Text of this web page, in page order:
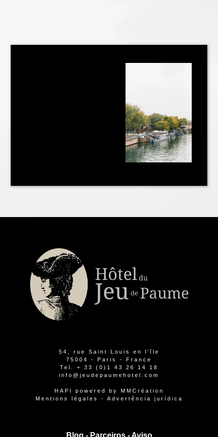
54, rue Saint Louis en l'île
75004 - Paris - France
Tel. + 33 (0)1 43 26 14 18
info@jeudepaumehotel.com
HAPI powered by MMCréation
Mentions légales
- Advertência jurídica
Blog - Parceiros- Aviso